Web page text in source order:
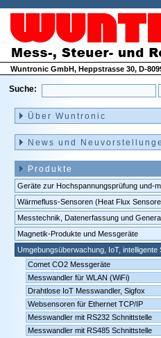
Wuntronic GmbH, Heppstrasse 30, D-
Suche:
überspringen
Über Wuntronic
News und
Produkte
Geräte zur Hochspannungsprüfung und-
Wärmefluss-Sensoren (Heat Flux
Messtechnik, Datenerfassung und
Magnetik-Produkte und Messgeräte
Umgebungsüberwachung, IoT, intelligente
Comet CO2 Messgeräte
Messwandler für WLAN (WiFi)
Drahtlose IoT Messwandler, Sigfox
Websensoren für Ethernet TCP/IP
Messwandler mit RS232 Schnittstelle
Messwandler mit RS485 Schnittstelle